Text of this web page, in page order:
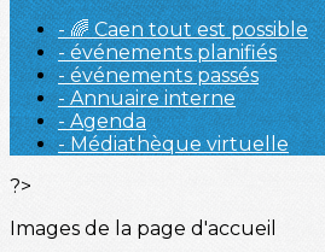
- 🌈 Caen tout est possible
- événements planifiés
- événements passés
- Annuaire interne
- Agenda
- Médiathèque virtuelle
?>
Images de la page d'accueil